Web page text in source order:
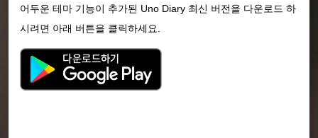
어두운 테마 기능이 추가된 Uno Diary 최신 버전을 다운로드 하
시려면 아래 버튼을 클릭하세요.